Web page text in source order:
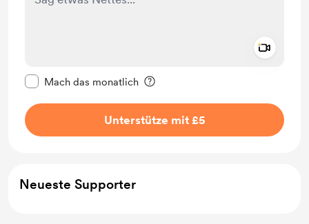
Mach das monatlich
Unterstütze mit £5
Neueste Supporter